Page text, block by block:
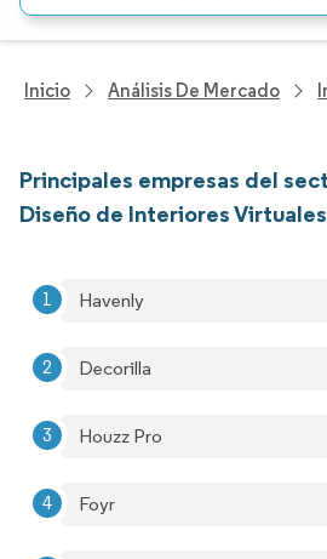
Inicio Análisis De Mercado
Principales empresas del
Diseño de Interiores Virtuales
Havenly
Decorilla
Houzz Pro
Foyr